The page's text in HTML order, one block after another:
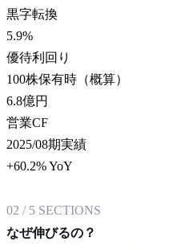
黒字転換
5.9%
優待利回り
100株保有時（概算）
6.8億円
営業CF
2025/08期実績
+60.2% YoY
02 / 5 SECTIONS
なぜ伸びるの？